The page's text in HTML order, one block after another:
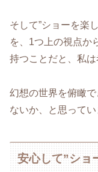
そして”ショーを楽
を、1つ上の視点か
持つことだと、私は
幻想の世界を俯瞰
ないか、と思ってい
安心して”ショ